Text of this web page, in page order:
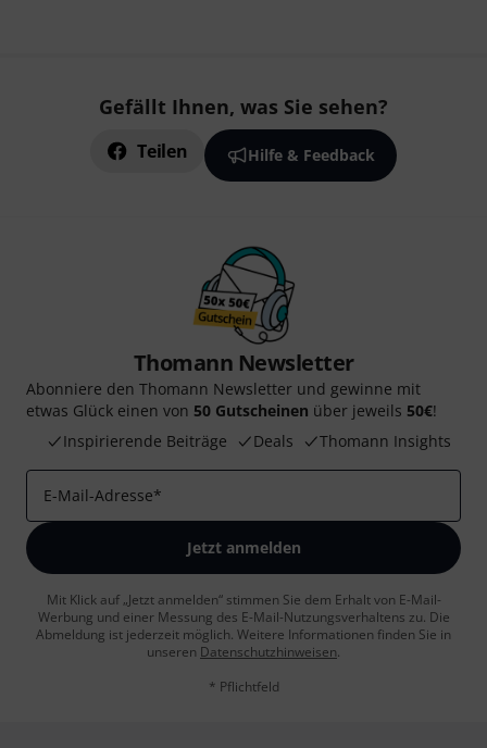
Gefällt Ihnen, was Sie sehen?
Teilen Hilfe & Feedback
Thomann Newsletter
Abonniere den Thomann Newsletter und gewinne mit
etwas Glück einen von 50 Gutscheinen über jeweils 50€!
Inspirierende Beiträge
Deals Thomann Insights
E-Mail-Adresse*
Jetzt anmelden
Mit Klick auf „Jetzt anmelden“ stimmen Sie dem Erhalt von E-Mail-
Werbung und einer Messung des E-Mail-Nutzungsverhaltens zu. Die
Abmeldung ist jederzeit möglich. Weitere Informationen finden Sie in
unseren Datenschutzhinweisen.
* Pflichtfeld